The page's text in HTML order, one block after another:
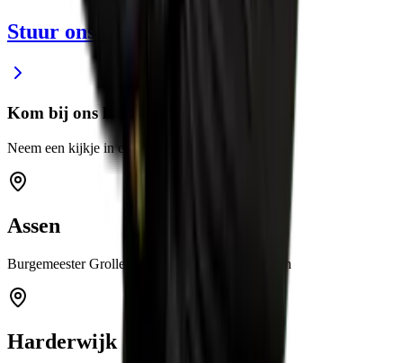
Stuur ons een e-mail
Kom bij ons langs
Neem een kijkje in een van onze showrooms
Assen
Burgemeester Grollemanweg 12a 9405 TN Assen
Harderwijk